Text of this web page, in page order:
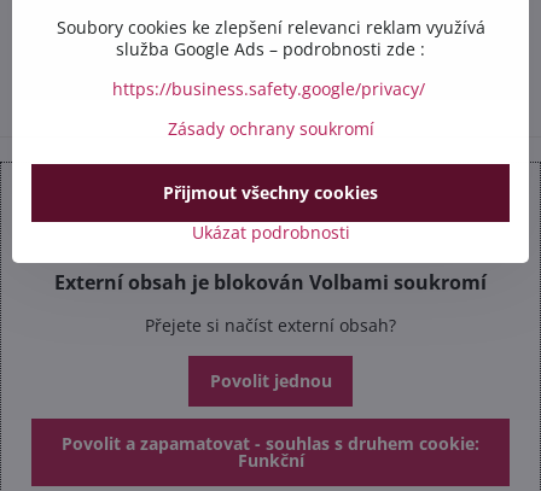
+420 602 284 314
info​@safetex​.cz
Externí obsah je blokován Volbami soukromí
Přejete si načíst externí obsah?
Povolit jednou
Povolit a zapamatovat - souhlas s druhem cookie:
Funkční
Soubory cookies ke zlepšení relevanci reklam využívá
služba Google Ads – podrobnosti zde :
https://business.safety.google/privacy/
Zásady ochrany soukromí
Ukázat podrobnosti
Přijmout všechny cookies